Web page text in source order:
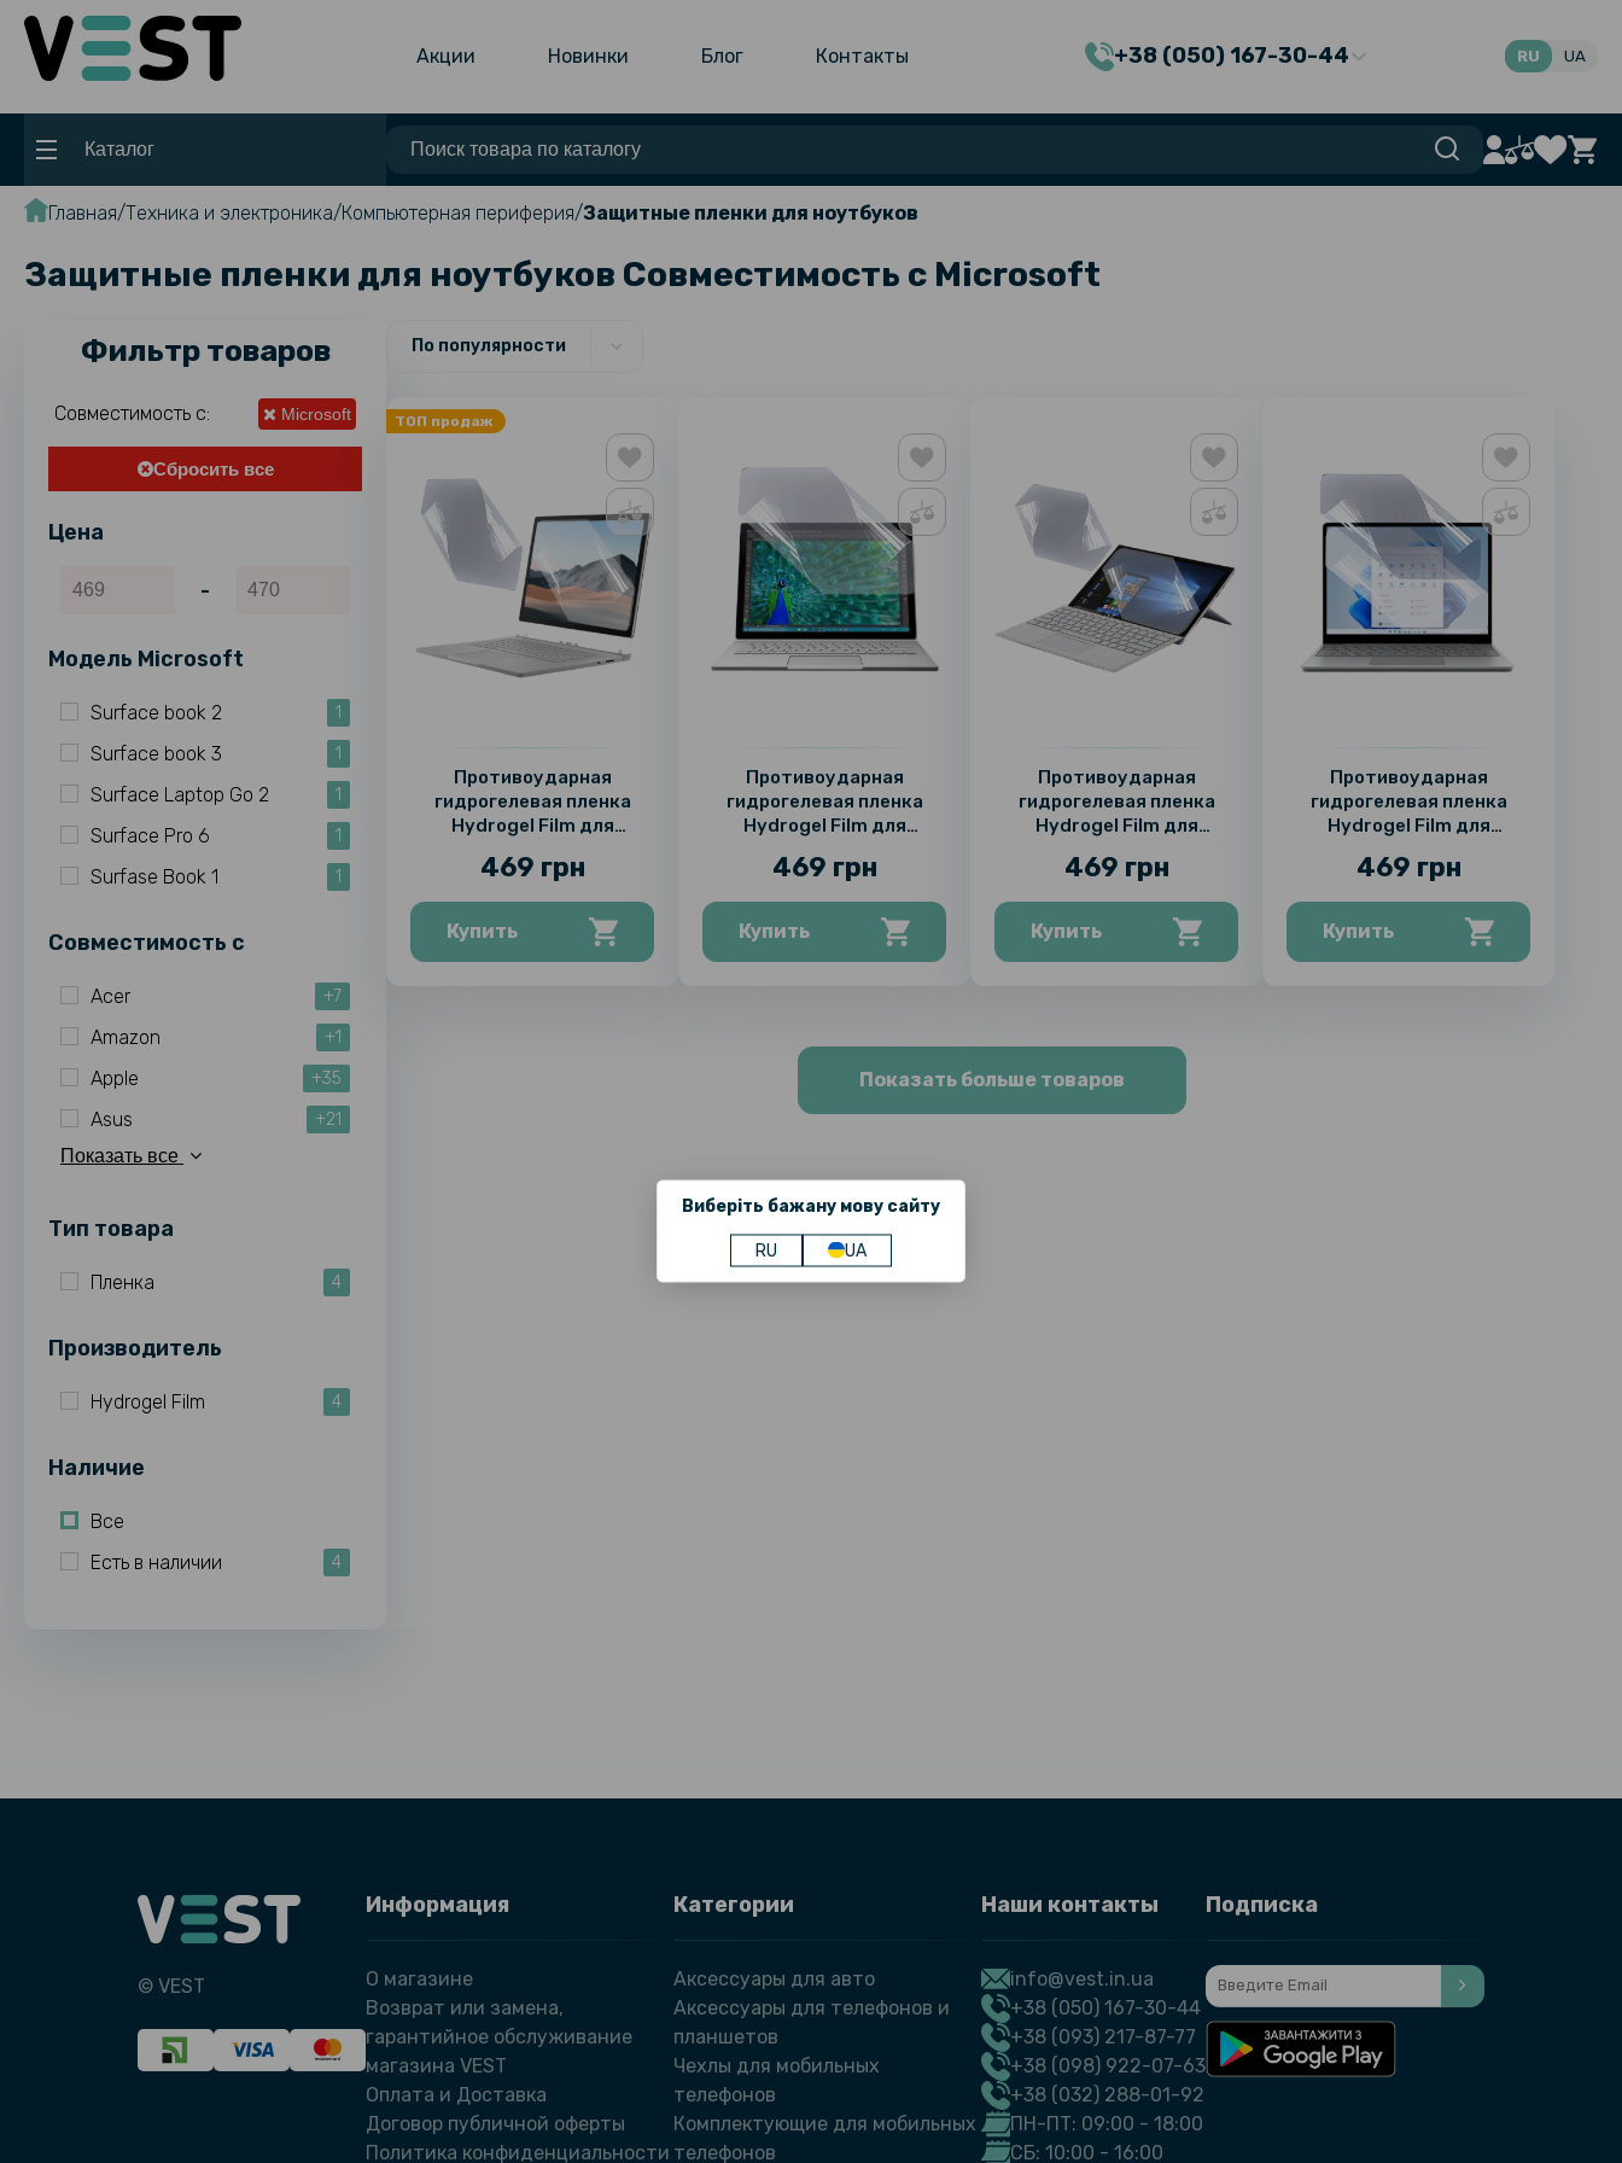
Акции Новинки Блог Контакты +38 (050) 167-30-44
Виберіть бажану мову сайту
RU UA
RU UA
Каталог
Главная Техника и электроника Компьютерная периферия Защитные пленки для ноутбуков
Защитные пленки для ноутбуков Совместимость c Microsoft
Фильтр товаров
Совместимость c: Microsoft
Сбросить все
Цена
-
Модель Microsoft
Surface book 2 1
Surface book 3 1
Surface Laptop Go 2 1
Surface Pro 6 1
Surfase Book 1 1
Совместимость c
Acer +7
Amazon +1
Apple +35
Asus
+21
Показать все
Тип товара
Пленка 4
Производитель
Hydrogel Film 4
Наличие
Все
Есть в наличии
4
По популярности
ТОП продаж
Противоударная
гидрогелевая пленка
Hydrogel Film для
3 (307.30х226.57),
Transparent
469 грн
Купить
Противоударная
гидрогелевая пленка
Hydrogel Film для
(213.00х309.70),
Transparent
469 грн
Купить
Противоударная
гидрогелевая пленка
Hydrogel Film для
(287.88х195.95),
Transparent
469 грн
Купить
Противоударная
гидрогелевая пленка
Hydrogel Film для
Go 2 (195.25х275.52),
Transparent
469 грн
Купить
Показать больше товаров
© VEST
Информация
О магазине
Возврат или замена,
гарантийное обслуживание
магазина VEST
Оплата и Доставка
Договор публичной оферты
Политика конфиденциальности
Категории
Аксессуары для авто
Аксессуары для телефонов и
планшетов
Чехлы для мобильных
телефонов
Комплектующие для мобильных
телефонов
Наши контакты
info@vest.in.ua
+38 (050) 167-30-44
+38 (093) 217-87-77
+38 (098) 922-07-63
+38 (032) 288-01-92
ПН-ПТ: 09:00 - 18:00
СБ: 10:00 - 16:00
Подписка